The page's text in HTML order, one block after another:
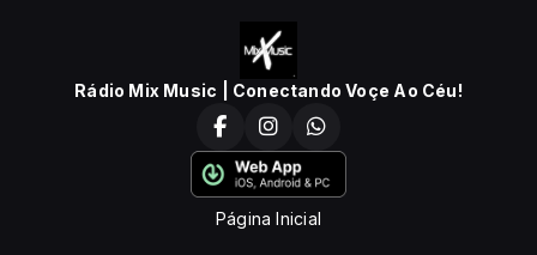
Rádio Mix Music | Conectando Voçe Ao Céu!
Página Inicial